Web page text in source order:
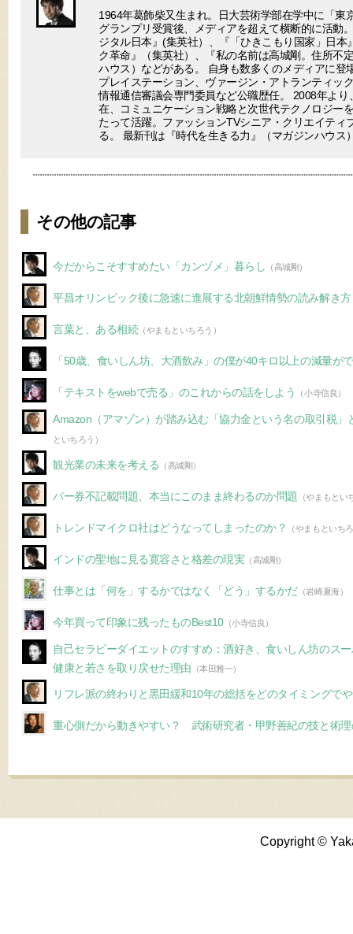
1964年葛飾柴又生まれ。日大芸術学部在学中に「東
グランプリ受賞後、メディアを超えて横断的に活
ジタル日本』(集英社）、『「ひきこもり国家」日本
ク革命』（集英社）、『私の名前は高城剛。住所不
ハウス）などがある。 自身も数多くのメディアに登
プレイステーション、ヴァージン・アトランティッ
情報通信審議会専門委員など公職歴任。 2008年よ
在、コミュニケーション戦略と次世代テクノロジー
たって活躍。ファッションTVシニア・クリエイティ
る。 最新刊は『時代を生きる力』（マガジンハウス
その他の記事
今だからこそすすめたい「カンヅメ」暮らし （高城剛）
平昌オリンピック後に急速に進展する北朝鮮情勢の読み解き方
言葉と、ある相続（やまもといちろう）
「50歳、食いしん坊、大酒飲み」の僕が40キロ以上の減量が
「テキストをwebで売る」のこれからの話をしよう （小寺信良）
Amazon（アマゾン）が踏み込む「協力金という名の取引税」
といちろう）
観光業の未来を考える （高城剛）
パー券不記載問題、本当にこのまま終わるのか問題 （やまもとい
トレンドマイクロ社はどうなってしまったのか？ （やまもといち
インドの聖地に見る寛容さと格差の現実（高城剛）
仕事とは「何を」するかではなく「どう」するかだ（岩崎夏海）
今年買って印象に残ったものBest10（小寺信良）
自己セラピーダイエットのすすめ：酒好き、食いしん坊のス
健康と若さを取り戻せた理由 （本田雅一）
リフレ派の終わりと黒田緩和10年の総括をどのタイミングで
重心側だから動きやすい？ 武術研究者・甲野善紀の技と術理
Copyright ©